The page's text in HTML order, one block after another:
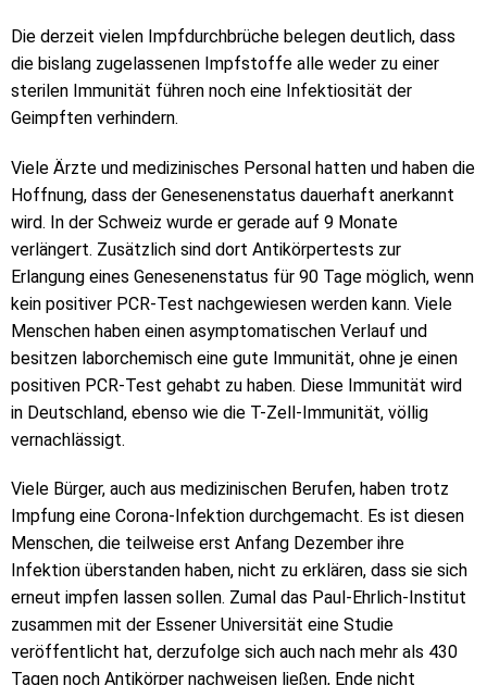
Die derzeit vielen Impfdurchbrüche belegen deutlich, dass
die bislang zugelassenen Impfstoffe alle weder zu einer
sterilen Immunität führen noch eine Infektiosität der
Geimpften verhindern.
Viele Ärzte und medizinisches Personal hatten und haben die
Hoffnung, dass der Genesenenstatus dauerhaft anerkannt
wird. In der Schweiz wurde er gerade auf 9 Monate
verlängert. Zusätzlich sind dort Antikörpertests zur
Erlangung eines Genesenenstatus für 90 Tage möglich, wenn
kein positiver PCR-Test nachgewiesen werden kann. Viele
Menschen haben einen asymptomatischen Verlauf und
besitzen laborchemisch eine gute Immunität, ohne je einen
positiven PCR-Test gehabt zu haben. Diese Immunität wird
in Deutschland, ebenso wie die T-Zell-Immunität, völlig
vernachlässigt.
Viele Bürger, auch aus medizinischen Berufen, haben trotz
Impfung eine Corona-Infektion durchgemacht. Es ist diesen
Menschen, die teilweise erst Anfang Dezember ihre
Infektion überstanden haben, nicht zu erklären, dass sie sich
erneut impfen lassen sollen. Zumal das Paul-Ehrlich-Institut
zusammen mit der Essener Universität eine Studie
veröffentlicht hat, derzufolge sich auch nach mehr als 430
Tagen noch Antikörper nachweisen ließen, Ende nicht